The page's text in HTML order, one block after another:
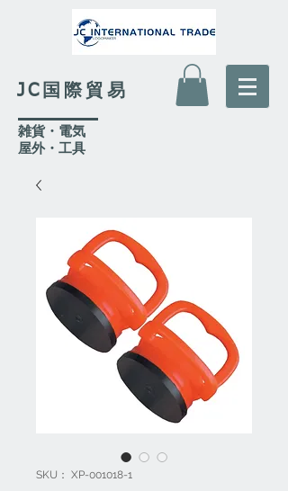
JC国際貿易
​雑貨・電気
​屋外・工具
SKU： XP-001018-1